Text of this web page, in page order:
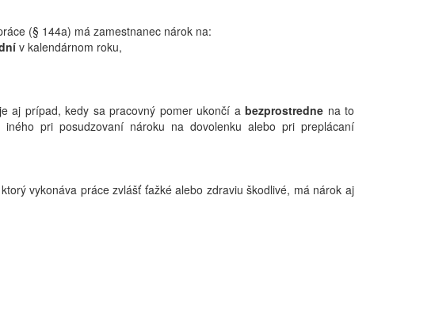
(§ 144a) má zamestnanec nárok na:
v kalendárnom roku,
aj prípad, kedy sa pracovný pomer ukončí abezprostredne na to
pri posudzovaní nároku na dovolenku alebo pri preplácaní
vykonáva práce zvlášť ťažké alebo zdraviu škodlivé, má nárok aj